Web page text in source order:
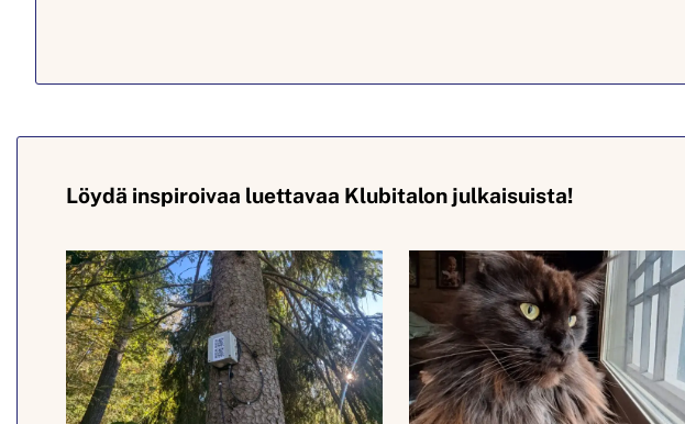
Löydä inspiroivaa luettavaa Klubitalon julkaisuista!